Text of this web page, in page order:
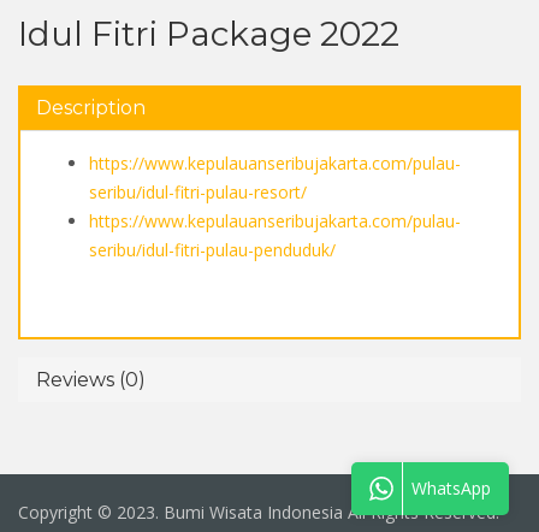
Idul Fitri Package 2022
Description
https://www.kepulauanseribujakarta.com/pulau-
seribu/idul-fitri-pulau-resort/
https://www.kepulauanseribujakarta.com/pulau-
seribu/idul-fitri-pulau-penduduk/
Reviews (0)
Copyright © 2023. Bumi Wisata Indonesia All Rights Reserved.